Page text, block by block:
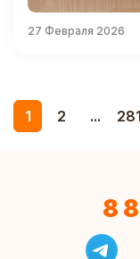
27 Февраля 2026
1 2 ... 281
8